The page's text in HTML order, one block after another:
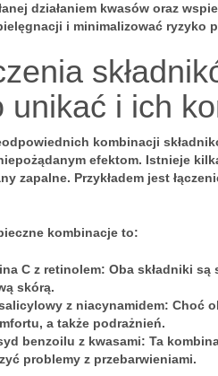
działaniem kwasów oraz
i minimalizować ryzyko
unikać i ich
kombinacji
efektom. Istnieje
zapalne. Przykładem jest
kombinacje to:
C z retinolem: Oba składniki są
skórą.
z niacynamidem: Choć
a także podrażnień.
benzoilu z kwasami: Ta
problemy z przebarwieniami.